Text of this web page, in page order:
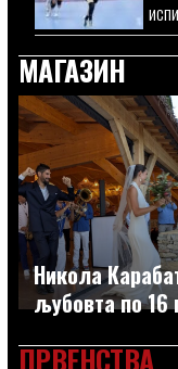
МАГАЗИН
Никола
љубовта по 16
ПРВЕНСТВА